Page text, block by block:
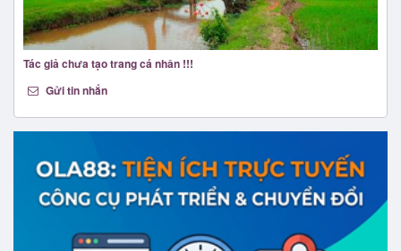
Tác giả chưa tạo trang cá nhân !!!
Gửi tin nhắn